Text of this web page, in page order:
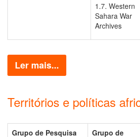
1.7. Western
Sahara War
Archives
Ler mais...
Territórios e políticas
Grupo de Pesquisa
Grupo de